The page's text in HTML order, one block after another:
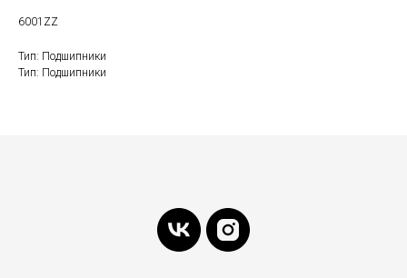
6001ZZ
Тип: Подшипники
Тип: Подшипники